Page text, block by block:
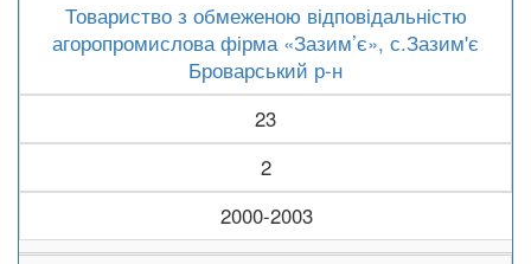
Товариство з обмеженою відповідальністю
агоропромислова фірма «Зазим’є», с.Зазим'є
Броварський р-н
23
2
2000-2003